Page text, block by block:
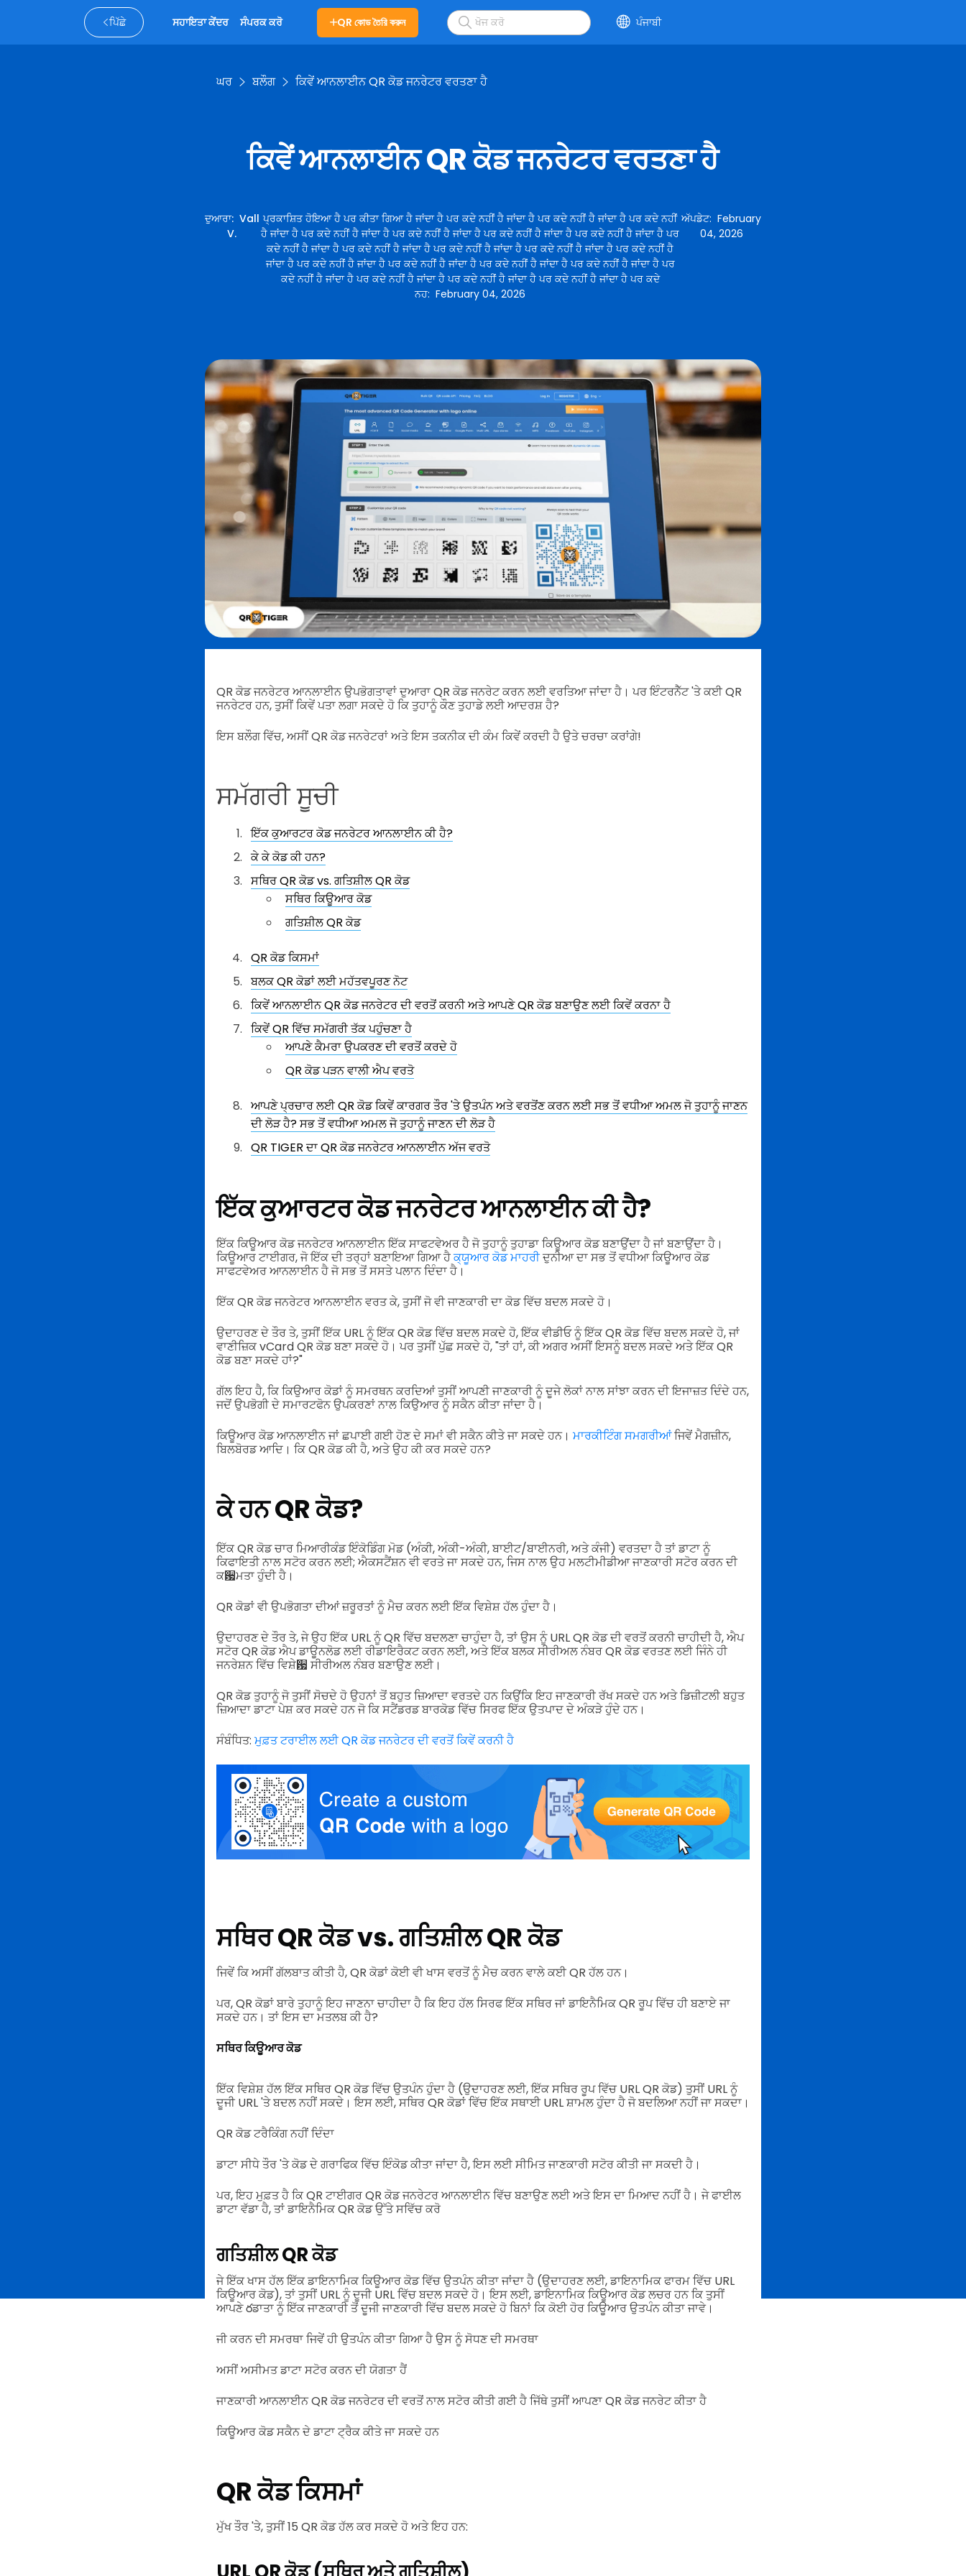
ਪਿੱਛੇ ਸਹਾਇਤਾ ਕੇਂਦਰ ਸੰਪਰਕ ਕਰੋ QR কোড তৈরি করুন ਪੰਜਾਬੀ
ਘਰ ਬਲੌਗ ਕਿਵੇਂ ਆਨਲਾਈਨ QR ਕੋਡ ਜਨਰੇਟਰ ਵਰਤਣਾ ਹੈ
ਕਿਵੇਂ ਆਨਲਾਈਨ QR ਕੋਡ ਜਨਰੇਟਰ ਵਰਤਣਾ ਹੈ
ਦੁਆਰਾ: Vall
V.
ਪ੍ਰਕਾਸ਼ਿਤ ਹੋਇਆ ਹੈ ਪਰ ਕੀਤਾ ਗਿਆ ਹੈ ਜਾਂਦਾ ਹੈ ਪਰ ਕਦੇ ਨਹੀਂ ਹੈ ਜਾਂਦਾ ਹੈ ਪਰ ਕਦੇ ਨਹੀਂ ਹੈ ਜਾਂਦਾ ਹੈ ਪਰ ਕਦੇ ਨਹੀਂ
ਹੈ ਜਾਂਦਾ ਹੈ ਪਰ ਕਦੇ ਨਹੀਂ ਹੈ ਜਾਂਦਾ ਹੈ ਪਰ ਕਦੇ ਨਹੀਂ ਹੈ ਜਾਂਦਾ ਹੈ ਪਰ ਕਦੇ ਨਹੀਂ ਹੈ ਜਾਂਦਾ ਹੈ ਪਰ ਕਦੇ ਨਹੀਂ ਹੈ ਜਾਂਦਾ ਹੈ ਪਰ
ਕਦੇ ਨਹੀਂ ਹੈ ਜਾਂਦਾ ਹੈ ਪਰ ਕਦੇ ਨਹੀਂ ਹੈ ਜਾਂਦਾ ਹੈ ਪਰ ਕਦੇ ਨਹੀਂ ਹੈ ਜਾਂਦਾ ਹੈ ਪਰ ਕਦੇ ਨਹੀਂ ਹੈ ਜਾਂਦਾ ਹੈ ਪਰ ਕਦੇ ਨਹੀਂ ਹੈ
ਜਾਂਦਾ ਹੈ ਪਰ ਕਦੇ ਨਹੀਂ ਹੈ ਜਾਂਦਾ ਹੈ ਪਰ ਕਦੇ ਨਹੀਂ ਹੈ ਜਾਂਦਾ ਹੈ ਪਰ ਕਦੇ ਨਹੀਂ ਹੈ ਜਾਂਦਾ ਹੈ ਪਰ ਕਦੇ ਨਹੀਂ ਹੈ ਜਾਂਦਾ ਹੈ ਪਰ
ਕਦੇ ਨਹੀਂ ਹੈ ਜਾਂਦਾ ਹੈ ਪਰ ਕਦੇ ਨਹੀਂ ਹੈ ਜਾਂਦਾ ਹੈ ਪਰ ਕਦੇ ਨਹੀਂ ਹੈ ਜਾਂਦਾ ਹੈ ਪਰ ਕਦੇ ਨਹੀਂ ਹੈ ਜਾਂਦਾ ਹੈ ਪਰ ਕਦੇ
ਨਹ:February 04, 2026
ਅੱਪਡੇਟ:February
04, 2026
QR ਕੋਡ ਜਨਰੇਟਰ ਆਨਲਾਈਨ ਉਪਭੋਗਤਾਵਾਂ ਦੁਆਰਾ QR ਕੋਡ ਜਨਰੇਟ ਕਰਨ ਲਈ ਵਰਤਿਆ ਜਾਂਦਾ ਹੈ। ਪਰ ਇੰਟਰਨੈੱਟ 'ਤੇ ਕਈ QR
ਜਨਰੇਟਰ ਹਨ, ਤੁਸੀਂ ਕਿਵੇਂ ਪਤਾ ਲਗਾ ਸਕਦੇ ਹੋ ਕਿ ਤੁਹਾਨੂੰ ਕੌਣ ਤੁਹਾਡੇ ਲਈ ਆਦਰਸ਼ ਹੈ?
ਇਸ ਬਲੌਗ ਵਿੱਚ, ਅਸੀਂ QR ਕੋਡ ਜਨਰੇਟਰਾਂ ਅਤੇ ਇਸ ਤਕਨੀਕ ਦੀ ਕੰਮ ਕਿਵੇਂ ਕਰਦੀ ਹੈ ਉਤੇ ਚਰਚਾ ਕਰਾਂਗੇ!
ਸਮੱਗਰੀ ਸੂਚੀ
ਇੱਕ ਕੁਆਰਟਰ ਕੋਡ ਜਨਰੇਟਰ ਆਨਲਾਈਨ ਕੀ ਹੈ?
ਕੇ ਕੇ ਕੋਡ ਕੀ ਹਨ?
ਸਥਿਰ QR ਕੋਡ vs. ਗਤਿਸ਼ੀਲ QR ਕੋਡ
ਸਥਿਰ ਕਿਊਆਰ ਕੋਡ
ਗਤਿਸ਼ੀਲ QR ਕੋਡ
QR ਕੋਡ ਕਿਸਮਾਂ
ਬਲਕ QR ਕੋਡਾਂ ਲਈ ਮਹੱਤਵਪੂਰਣ ਨੋਟ
ਕਿਵੇਂ ਆਨਲਾਈਨ QR ਕੋਡ ਜਨਰੇਟਰ ਦੀ ਵਰਤੋਂ ਕਰਨੀ ਅਤੇ ਆਪਣੇ QR ਕੋਡ ਬਣਾਉਣ ਲਈ ਕਿਵੇਂ ਕਰਨਾ ਹੈ
ਕਿਵੇਂ QR ਵਿੱਚ ਸਮੱਗਰੀ ਤੱਕ ਪਹੁੰਚਣਾ ਹੈ
ਆਪਣੇ ਕੈਮਰਾ ਉਪਕਰਣ ਦੀ ਵਰਤੋਂ ਕਰਦੇ ਹੋ
QR ਕੋਡ ਪੜਨ ਵਾਲੀ ਐਪ ਵਰਤੋ
ਆਪਣੇ ਪ੍ਰਚਾਰ ਲਈ QR ਕੋਡ ਕਿਵੇਂ ਕਾਰਗਰ ਤੌਰ 'ਤੇ ਉਤਪੰਨ ਅਤੇ ਵਰਤੋਂਣ ਕਰਨ ਲਈ ਸਭ ਤੋਂ ਵਧੀਆ ਅਮਲ ਜੋ ਤੁਹਾਨੂੰ ਜਾਣਨ
ਦੀ ਲੋੜ ਹੈ? ਸਭ ਤੋਂ ਵਧੀਆ ਅਮਲ ਜੋ ਤੁਹਾਨੂੰ ਜਾਣਨ ਦੀ ਲੋੜ ਹੈ
QR TIGER ਦਾ QR ਕੋਡ ਜਨਰੇਟਰ ਆਨਲਾਈਨ ਅੱਜ ਵਰਤੋ
ਇੱਕ ਕੁਆਰਟਰ ਕੋਡ ਜਨਰੇਟਰ ਆਨਲਾਈਨ ਕੀ ਹੈ?
ਇੱਕ ਕਿਊਆਰ ਕੋਡ ਜਨਰੇਟਰ ਆਨਲਾਈਨ ਇੱਕ ਸਾਫਟਵੇਅਰ ਹੈ ਜੋ ਤੁਹਾਨੂੰ ਤੁਹਾਡਾ ਕਿਊਆਰ ਕੋਡ ਬਣਾਉਂਦਾ ਹੈ ਜਾਂ ਬਣਾਉਂਦਾ ਹੈ।
ਕਿਊਆਰ ਟਾਈਗਰ, ਜੋ ਇੱਕ ਦੀ ਤਰ੍ਹਾਂ ਬਣਾਇਆ ਗਿਆ ਹੈਕ੍ਯੂਆਰ ਕੋਡ ਮਾਹਰੀਦੁਨੀਆ ਦਾ ਸਭ ਤੋਂ ਵਧੀਆ ਕਿਊਆਰ ਕੋਡ
ਸਾਫਟਵੇਅਰ ਆਨਲਾਈਨ ਹੈ ਜੋ ਸਭ ਤੋਂ ਸਸਤੇ ਪਲਾਨ ਦਿੰਦਾ ਹੈ।
ਇੱਕ QR ਕੋਡ ਜਨਰੇਟਰ ਆਨਲਾਈਨ ਵਰਤ ਕੇ, ਤੁਸੀਂ ਜੋ ਵੀ ਜਾਣਕਾਰੀ ਦਾ ਕੋਡ ਵਿੱਚ ਬਦਲ ਸਕਦੇ ਹੋ।
ਉਦਾਹਰਣ ਦੇ ਤੌਰ ਤੇ, ਤੁਸੀਂ ਇੱਕ URL ਨੂੰ ਇੱਕ QR ਕੋਡ ਵਿੱਚ ਬਦਲ ਸਕਦੇ ਹੋ, ਇੱਕ ਵੀਡੀਓ ਨੂੰ ਇੱਕ QR ਕੋਡ ਵਿੱਚ ਬਦਲ ਸਕਦੇ ਹੋ, ਜਾਂ
ਵਾਣੀਜ਼ਿਕ vCard QR ਕੋਡ ਬਣਾ ਸਕਦੇ ਹੋ। ਪਰ ਤੁਸੀਂ ਪੁੱਛ ਸਕਦੇ ਹੋ, "ਤਾਂ ਹਾਂ, ਕੀ ਅਗਰ ਅਸੀਂ ਇਸਨੂੰ ਬਦਲ ਸਕਦੇ ਅਤੇ ਇੱਕ QR
ਕੋਡ ਬਣਾ ਸਕਦੇ ਹਾਂ?"
ਗੱਲ ਇਹ ਹੈ, ਕਿ ਕਿਉਆਰ ਕੋਡਾਂ ਨੂੰ ਸਮਰਥਨ ਕਰਦਿਆਂ ਤੁਸੀਂ ਆਪਣੀ ਜਾਣਕਾਰੀ ਨੂੰ ਦੂਜੇ ਲੋਕਾਂ ਨਾਲ ਸਾਂਝਾ ਕਰਨ ਦੀ ਇਜਾਜ਼ਤ ਦਿੰਦੇ ਹਨ,
ਜਦੋਂ ਉਪਭੋਗੀ ਦੇ ਸਮਾਰਟਫੋਨ ਉਪਕਰਣਾਂ ਨਾਲ ਕਿਉਆਰ ਨੂੰ ਸਕੈਨ ਕੀਤਾ ਜਾਂਦਾ ਹੈ।
ਕਿਊਆਰ ਕੋਡ ਆਨਲਾਈਨ ਜਾਂ ਛਪਾਈ ਗਈ ਹੋਣ ਦੇ ਸਮਾਂ ਵੀ ਸਕੈਨ ਕੀਤੇ ਜਾ ਸਕਦੇ ਹਨ। ਮਾਰਕੀਟਿੰਗ ਸਮਗਰੀਆਂਜਿਵੇਂ ਮੈਗਜ਼ੀਨ,
ਬਿਲਬੋਰਡ ਆਦਿ। ਕਿ QR ਕੋਡ ਕੀ ਹੈ, ਅਤੇ ਉਹ ਕੀ ਕਰ ਸਕਦੇ ਹਨ?
ਕੇ ਹਨ QR ਕੋਡ?
ਇੱਕ QR ਕੋਡ ਚਾਰ ਮਿਆਰੀਕੰਡ ਇੰਕੋਡਿੰਗ ਮੋਡ (ਅੰਕੀ, ਅੰਕੀ-ਅੰਕੀ, ਬਾਈਟ/ਬਾਈਨਰੀ, ਅਤੇ ਕੰਜੀ) ਵਰਤਦਾ ਹੈ ਤਾਂ ਡਾਟਾ ਨੂੰ
ਕਿਫਾਇਤੀ ਨਾਲ ਸਟੋਰ ਕਰਨ ਲਈ; ਐਕਸਟੈਂਸ਼ਨ ਵੀ ਵਰਤੇ ਜਾ ਸਕਦੇ ਹਨ, ਜਿਸ ਨਾਲ ਉਹ ਮਲਟੀਮੀਡੀਆ ਜਾਣਕਾਰੀ ਸਟੋਰ ਕਰਨ ਦੀ
ਕ਷ਮਤਾ ਹੁੰਦੀ ਹੈ।
QR ਕੋਡਾਂ ਵੀ ਉਪਭੋਗਤਾ ਦੀਆਂ ਜ਼ਰੂਰਤਾਂ ਨੂੰ ਮੈਚ ਕਰਨ ਲਈ ਇੱਕ ਵਿਸ਼ੇਸ਼ ਹੱਲ ਹੁੰਦਾ ਹੈ।
ਉਦਾਹਰਣ ਦੇ ਤੌਰ ਤੇ, ਜੇ ਉਹ ਇੱਕ URL ਨੂੰ QR ਵਿੱਚ ਬਦਲਣਾ ਚਾਹੁੰਦਾ ਹੈ, ਤਾਂ ਉਸ ਨੂੰ URL QR ਕੋਡ ਦੀ ਵਰਤੋਂ ਕਰਨੀ ਚਾਹੀਦੀ ਹੈ, ਐਪ
ਸਟੋਰ QR ਕੋਡ ਐਪ ਡਾਊਨਲੋਡ ਲਈ ਰੀਡਾਇਰੈਕਟ ਕਰਨ ਲਈ, ਅਤੇ ਇੱਕ ਬਲਕ ਸੀਰੀਅਲ ਨੰਬਰ QR ਕੋਡ ਵਰਤਣ ਲਈ ਜਿੰਨੇ ਹੀ
ਜਨਰੇਸ਼ਨ ਵਿੱਚ ਵਿਸ਼ੇ਷ ਸੀਰੀਅਲ ਨੰਬਰ ਬਣਾਉਣ ਲਈ।
QR ਕੋਡ ਤੁਹਾਨੂੰ ਜੋ ਤੁਸੀਂ ਸੋਚਦੇ ਹੋ ਉਹਨਾਂ ਤੋਂ ਬਹੁਤ ਜ਼ਿਆਦਾ ਵਰਤਦੇ ਹਨ ਕਿਉਂਕਿ ਇਹ ਜਾਣਕਾਰੀ ਰੱਖ ਸਕਦੇ ਹਨ ਅਤੇ ਡਿਜ਼ੀਟਲੀ ਬਹੁਤ
ਜ਼ਿਆਦਾ ਡਾਟਾ ਪੇਸ਼ ਕਰ ਸਕਦੇ ਹਨ ਜੋ ਕਿ ਸਟੈਂਡਰਡ ਬਾਰਕੋਡ ਵਿੱਚ ਸਿਰਫ ਇੱਕ ਉਤਪਾਦ ਦੇ ਅੰਕੜੇ ਹੁੰਦੇ ਹਨ।
ਸੰਬੰਧਿਤ: ਮੁਫ਼ਤ ਟਰਾਈਲ ਲਈ QR ਕੋਡ ਜਨਰੇਟਰ ਦੀ ਵਰਤੋਂ ਕਿਵੇਂ ਕਰਨੀ ਹੈ
ਸਥਿਰ QR ਕੋਡ vs. ਗਤਿਸ਼ੀਲ QR ਕੋਡ
ਜਿਵੇਂ ਕਿ ਅਸੀਂ ਗੱਲਬਾਤ ਕੀਤੀ ਹੈ, QR ਕੋਡਾਂ ਕੋਈ ਵੀ ਖਾਸ ਵਰਤੋਂ ਨੂੰ ਮੈਚ ਕਰਨ ਵਾਲੇ ਕਈ QR ਹੱਲ ਹਨ।
ਪਰ, QR ਕੋਡਾਂ ਬਾਰੇ ਤੁਹਾਨੂੰ ਇਹ ਜਾਣਨਾ ਚਾਹੀਦਾ ਹੈ ਕਿ ਇਹ ਹੱਲ ਸਿਰਫ ਇੱਕ ਸਥਿਰ ਜਾਂ ਡਾਇਨੈਮਿਕ QR ਰੂਪ ਵਿੱਚ ਹੀ ਬਣਾਏ ਜਾ
ਸਕਦੇ ਹਨ। ਤਾਂ ਇਸ ਦਾ ਮਤਲਬ ਕੀ ਹੈ?
ਸਥਿਰ ਕਿਊਆਰ ਕੋਡ
ਇੱਕ ਵਿਸ਼ੇਸ਼ ਹੱਲ ਇੱਕ ਸਥਿਰ QR ਕੋਡ ਵਿੱਚ ਉਤਪੰਨ ਹੁੰਦਾ ਹੈ (ਉਦਾਹਰਣ ਲਈ, ਇੱਕ ਸਥਿਰ ਰੂਪ ਵਿੱਚ URL QR ਕੋਡ) ਤੁਸੀਂ URL ਨੂੰ
ਦੂਜੀ URL 'ਤੇ ਬਦਲ ਨਹੀਂ ਸਕਦੇ। ਇਸ ਲਈ, ਸਥਿਰ QR ਕੋਡਾਂ ਵਿੱਚ ਇੱਕ ਸਥਾਈ URL ਸ਼ਾਮਲ ਹੁੰਦਾ ਹੈ ਜੋ ਬਦਲਿਆ ਨਹੀਂ ਜਾ ਸਕਦਾ।
QR ਕੋਡ ਟਰੈਕਿੰਗ ਨਹੀਂ ਦਿੰਦਾ
ਡਾਟਾ ਸੀਧੇ ਤੌਰ 'ਤੇ ਕੋਡ ਦੇ ਗਰਾਫਿਕ ਵਿੱਚ ਇੰਕੋਡ ਕੀਤਾ ਜਾਂਦਾ ਹੈ, ਇਸ ਲਈ ਸੀਮਿਤ ਜਾਣਕਾਰੀ ਸਟੋਰ ਕੀਤੀ ਜਾ ਸਕਦੀ ਹੈ।
ਪਰ, ਇਹ ਮੁਫ਼ਤ ਹੈ ਕਿ QR ਟਾਈਗਰ QR ਕੋਡ ਜਨਰੇਟਰ ਆਨਲਾਈਨ ਵਿੱਚ ਬਣਾਉਣ ਲਈ ਅਤੇ ਇਸ ਦਾ ਮਿਆਦ ਨਹੀਂ ਹੈ। ਜੇ ਫਾਈਲ
ਡਾਟਾ ਵੱਡਾ ਹੈ, ਤਾਂ ਡਾਇਨੈਮਿਕ QR ਕੋਡ ਉੱਤੇ ਸਵਿੱਚ ਕਰੋ
ਗਤਿਸ਼ੀਲ QR ਕੋਡ
ਜੇ ਇੱਕ ਖਾਸ ਹੱਲ ਇੱਕ ਡਾਇਨਾਮਿਕ ਕਿਊਆਰ ਕੋਡ ਵਿੱਚ ਉਤਪੰਨ ਕੀਤਾ ਜਾਂਦਾ ਹੈ (ਉਦਾਹਰਣ ਲਈ, ਡਾਇਨਾਮਿਕ ਫਾਰਮ ਵਿੱਚ URL
ਕਿਊਆਰ ਕੋਡ), ਤਾਂ ਤੁਸੀਂ URL ਨੂੰ ਦੂਜੀ URL ਵਿੱਚ ਬਦਲ ਸਕਦੇ ਹੋ। ਇਸ ਲਈ, ਡਾਇਨਾਮਿਕ ਕਿਊਆਰ ਕੋਡ ਲਚਰ ਹਨ ਕਿ ਤੁਸੀਂ
ਆਪਣੇ రਡਾਤਾ ਨੂੰ ਇੱਕ ਜਾਣਕਾਰੀ ਤੋਂ ਦੂਜੀ ਜਾਣਕਾਰੀ ਵਿੱਚ ਬਦਲ ਸਕਦੇ ਹੋ ਬਿਨਾਂ ਕਿ ਕੋਈ ਹੋਰ ਕਿਊਆਰ ਉਤਪੰਨ ਕੀਤਾ ਜਾਵੇ।
ਜੀ ਕਰਨ ਦੀ ਸਮਰਥਾ ਜਿਵੇਂ ਹੀ ਉਤਪੰਨ ਕੀਤਾ ਗਿਆ ਹੈ ਉਸ ਨੂੰ ਸੋਧਣ ਦੀ ਸਮਰਥਾ
ਅਸੀਂ ਅਸੀਮਤ ਡਾਟਾ ਸਟੋਰ ਕਰਨ ਦੀ ਯੋਗਤਾ ਹੈਂ
ਜਾਣਕਾਰੀ ਆਨਲਾਈਨ QR ਕੋਡ ਜਨਰੇਟਰ ਦੀ ਵਰਤੋਂ ਨਾਲ ਸਟੋਰ ਕੀਤੀ ਗਈ ਹੈ ਜਿੱਥੇ ਤੁਸੀਂ ਆਪਣਾ QR ਕੋਡ ਜਨਰੇਟ ਕੀਤਾ ਹੈ
ਕਿਊਆਰ ਕੋਡ ਸਕੈਨ ਦੇ ਡਾਟਾ ਟ੍ਰੈਕ ਕੀਤੇ ਜਾ ਸਕਦੇ ਹਨ
QR ਕੋਡ ਕਿਸਮਾਂ
ਮੁੱਖ ਤੌਰ 'ਤੇ, ਤੁਸੀਂ 15 QR ਕੋਡ ਹੱਲ ਕਰ ਸਕਦੇ ਹੋ ਅਤੇ ਇਹ ਹਨ: